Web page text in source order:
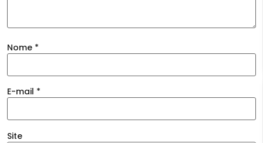
Nome *
E-mail *
Site